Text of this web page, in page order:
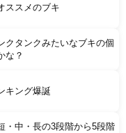
ススメのブキ
クタンクみたいなブキの個
な？
キング爆誕
・中・長の3段階から5段階